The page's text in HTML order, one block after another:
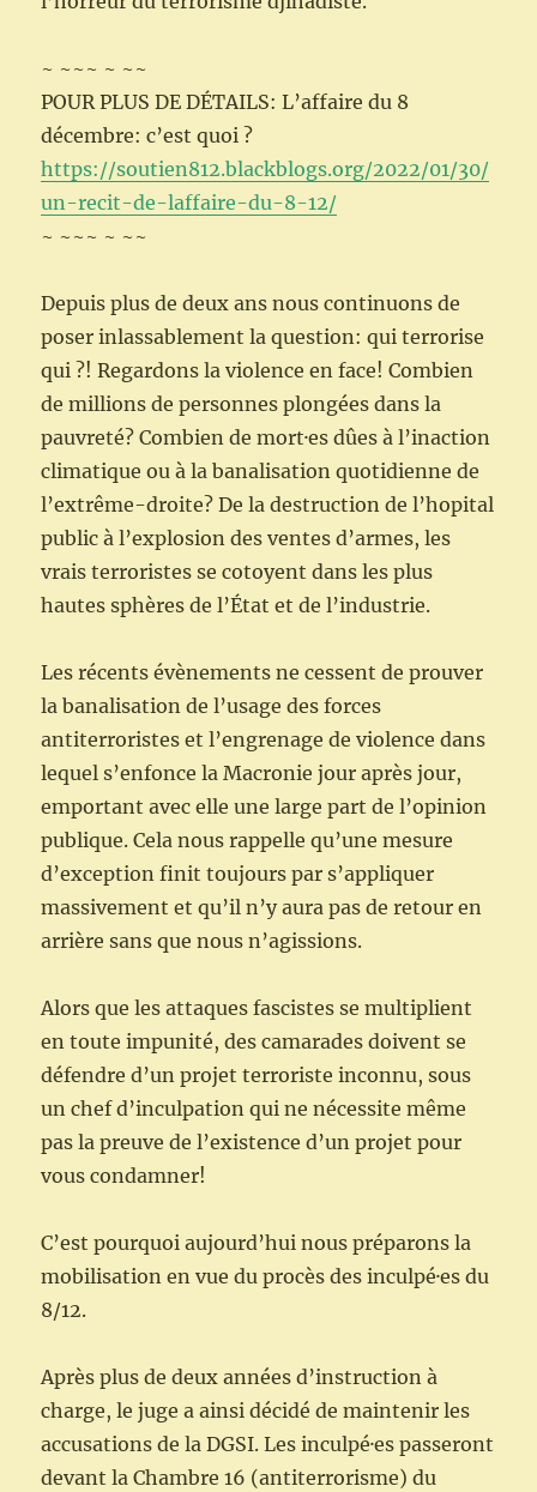
~ ~~~ ~ ~~
POUR PLUS DE DÉTAILS: L’affaire du 8
décembre: c’est quoi ?
https://soutien812.blackblogs.org/2022/01/30/
un-recit-de-laffaire-du-8-12/
~ ~~~ ~ ~~
Depuis plus de deux ans nous continuons de
poser inlassablement la question: qui terrorise
qui ?! Regardons la violence en face! Combien
de millions de personnes plongées dans la
pauvreté? Combien de mort·es dûes à l’inaction
climatique ou à la banalisation quotidienne de
l’extrême-droite? De la destruction de l’hopital
public à l’explosion des ventes d’armes, les
vrais terroristes se cotoyent dans les plus
hautes sphères de l’État et de l’industrie.
Les récents évènements ne cessent de prouver
la banalisation de l’usage des forces
antiterroristes et l’engrenage de violence dans
lequel s’enfonce la Macronie jour après jour,
emportant avec elle une large part de l’opinion
publique. Cela nous rappelle qu’une mesure
d’exception finit toujours par s’appliquer
massivement et qu’il n’y aura pas de retour en
arrière sans que nous n’agissions.
Alors que les attaques fascistes se multiplient
en toute impunité, des camarades doivent se
défendre d’un projet terroriste inconnu, sous
un chef d’inculpation qui ne nécessite même
pas la preuve de l’existence d’un projet pour
vous condamner!
C’est pourquoi aujourd’hui nous préparons la
mobilisation en vue du procès des inculpé·es du
8/12.
Après plus de deux années d’instruction à
charge, le juge a ainsi décidé de maintenir les
accusations de la DGSI. Les inculpé·es passeront
devant la Chambre 16 (antiterrorisme) du